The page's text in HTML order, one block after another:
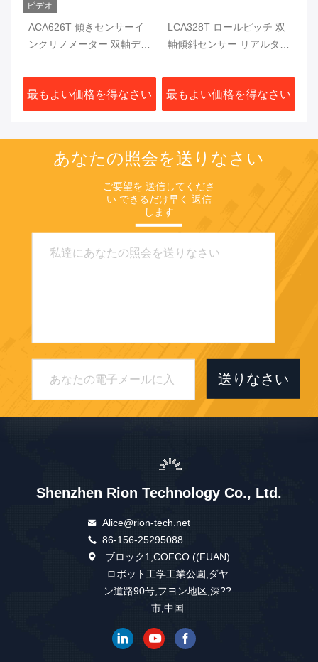
ビデオ
ACA626T 傾きセンサーイ
ンクリノメーター 双軸デジ
最もよい価格を得なさい
LCA328T ロールピッチ 双
軸傾斜センサー リアルタイ
ー
最もよい価格を得なさい
あなたの照会を送りなさい
ご要望を 送信してくださ
い できるだけ早く 返信
します
送りなさい
Shenzhen Rion Technology Co., Ltd.
Alice@rion-tech.net
86-156-25295088
ブロック1,COFCO ((FUAN)
ロボット工学工業公園,ダヤ
ン道路90号,フヨン地区,深??
市,中国